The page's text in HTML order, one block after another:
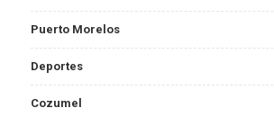
Puerto Morelos
Deportes
Cozumel